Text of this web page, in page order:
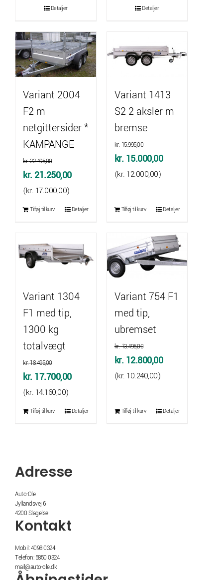
Detaljer Detaljer
Variant 2004
F2 m
netgittersider *
KAMPANGE
kr.22.495,00
Den
oprindelige
pris
kr.21.250,00Den
pris
(kr. 17.000,00)
Tilføj til kurv Detaljer
Variant 1413
S2 2 aksler m
bremse
kr.15.995,00
Den
oprindelige
var:
kr. 15.000,00Den
(kr. 12.000,00)
Tilføj til kurv Detaljer
Variant 1304
F1 med tip,
1300 kg
totalvægt
kr.18.495,00
Den
oprindelige
pris
kr. 17.700,00Den
pris
(kr. 14.160,00)
Tilføj til kurv Detaljer
Variant 754 F1
med tip,
ubremset
kr.13.495,00
Den
oprindelige
kr. 12.800,00Den
(kr. 10.240,00)
Tilføj til kurv Detaljer
Adresse
Auto-Ole
Jyllandsvej 6
4200 Slagelse
Kontakt
Mobil: 4098 0324
Telefon: 5850 0324
mail@auto-ole.dk